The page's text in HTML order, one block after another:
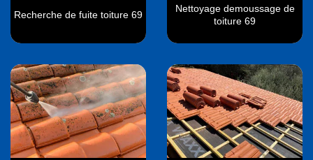
Recherche de fuite toiture 69
Nettoyage demoussage de
toiture 69